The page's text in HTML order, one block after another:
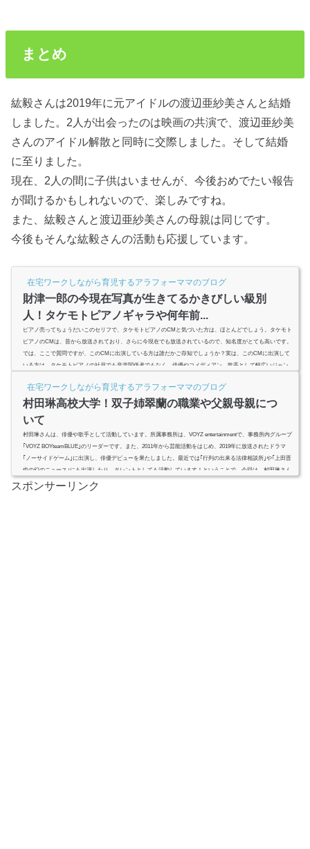
まとめ
紘毅さんは2019年に元アイドルの渡辺亜紗美さんと結婚
しました。2人が出会ったのは映画の共演で、渡辺亜紗美
さんのアイドル解散と同時に交際しました。そして結婚
に至りました。
現在、2人の間に子供はいませんが、今後おめでたい報告
が聞けるかもしれないので、楽しみですね。
また、紘毅さんと渡辺亜紗美さんの母親は同じです。
今後もそんな紘毅さんの活動も応援しています。
在宅ワークしながら育児するアラフォーママのブログ
財津一郎の今現在写真が生きてるかきびしい級別
人！タケモトピアノギャラや何年前...
ピアノ売ってちょうだいこのセリフで、タケモトピアノのCMと気づいた方は、ほとんどでしょう。タケモト
ピアノのCMは、昔から放送されており、さらに今現在でも放送されているので、知名度がとても高いです。
では、ここで質問ですが、このCMに出演している方は誰だかご存知でしょうか？実は、このCMに出演して
いる方は、タケモトピアノの社員でも音楽関係者でもなく、俳優やコメディアン、歌手として幅広いジャン
思います。今回はタ...
在宅ワークしながら育児するアラフォーママのブログ
村田琳高校大学！双子姉翠蘭の職業や父親母親につ
いて
村田琳さんは、俳優や歌手として活動しています。所属事務所は、VOYZ entertainmentで、事務所内グループ
｢VOYZ BOYteamBLUE｣のリーダーです。また、2011年から芸能活動をはじめ、2019年に放送されたドラマ
｢ノーサイドゲーム｣に出演し、俳優デビューを果たしました。最近では｢行列の出来る法律相談所｣や｢上田晋
也の幻のニュース｣にも出演したり、タレントとしても活動しています！ということで、今回は、村田琳さん
のについて調べてみました。村田琳さんの出身学校や家族について紹介します！ (adsbygoogle = window.adsb
ygoogle ||...
スポンサーリンク